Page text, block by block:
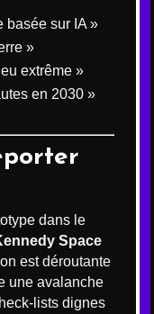
basée sur IA »
»
extrême »
en 2030 »
dans le
Space
est déroutante
une avalanche
lists dignes